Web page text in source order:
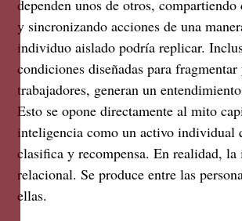
dependen unos de otros,
y sincronizando acciones de una
individuo aislado podría replicar.
condiciones diseñadas para
trabajadores, generan un
Esto se opone directamente al mito
inteligencia como un activo individual
clasifica y recompensa. En realidad, la
relacional. Se produce entre las
ellas.